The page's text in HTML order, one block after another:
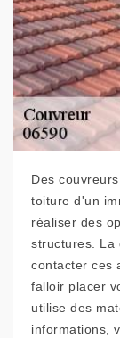
Des
toiture d'un
réaliser des
structures. La
contacter ces
falloir placer
utilise des
informations,